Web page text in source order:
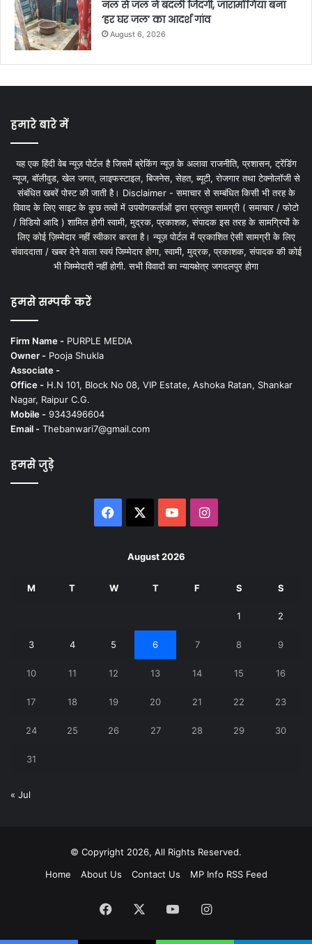
नल से जल ने बदली जिंदगी, जारामोंगिया बना
‘हर घर जल’ का आदर्श गांव
August 6, 2026
हमारे बारे में
यह एक हिंदी वेब न्यूज़ पोर्टल है जिसमें ब्रेकिंग न्यूज़ के अलावा राजनीति, प्रशासन, ट्रेंडिंग
न्यूज, बॉलीवुड, खेल जगत, लाइफस्टाइल, बिजनेस, सेहत, ब्यूटी, रोजगार तथा टेक्नोलॉजी से
संबंधित खबरें पोस्ट की जाती है। Disclaimer - समाचार से सम्बंधित किसी भी तरह के
विवाद के लिए साइट के कुछ तत्वों में उपयोगकर्ताओं द्वारा प्रस्तुत सामग्री ( समाचार / फोटो
/ विडियो आदि ) शामिल होगी स्वामी, मुद्रक, प्रकाशक, संपादक इस तरह के सामग्रियों के
लिए कोई ज़िम्मेदार नहीं स्वीकार करता है। न्यूज़ पोर्टल में प्रकाशित ऐसी सामग्री के लिए
संवाददाता / खबर देने वाला स्वयं जिम्मेदार होगा, स्वामी, मुद्रक, प्रकाशक, संपादक की कोई
भी जिम्मेदारी नहीं होगी. सभी विवादों का न्यायक्षेत्र जगदलपुर होगा
हमसे सम्पर्क करें
Firm Name - PURPLE MEDIA
Owner - Pooja Shukla
Associate -
Office - H.N 101, Block No 08, VIP Estate, Ashoka Ratan, Shankar
Nagar, Raipur C.G.
Mobile - 9343496604
Email - Thebanwari7@gmail.com
हमसे जुड़े
Facebook YouTubeInstagram
August 2026
M T W T F S S
1 2
3 4 5 6 7 8 9
10 11 12 13 14 15 16
17 18 19 20 21 22 23
24 25 26 27 28 29 30
31
« Jul
© Copyright 2026, All Rights Reserved.
Home
About Us Contact Us MP Info RSS Feed
Facebook YouTubeInstagram